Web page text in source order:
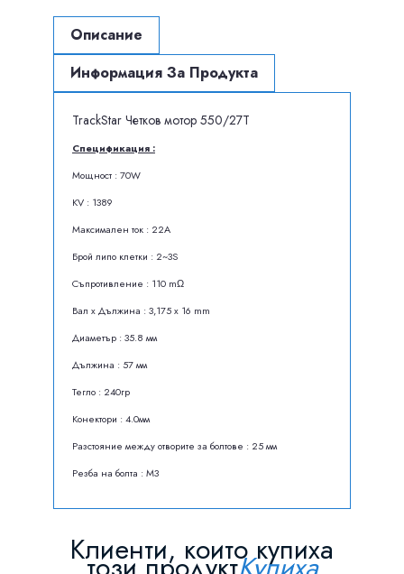
Описание
Информация За Продукта
TrackStar Четков мотор 550/27T
Спецификация :
Мощност : 70W
KV : 1389
Максимален ток : 22A
Брой липо клетки : 2~3S
Съпротивление : 110 mΩ
Вал x Дължина : 3,175 x 16 mm
Диаметър : 35.8 мм
Дължина : 57 мм
Тегло : 240гр
Конектори : 4.0мм
Разстояние между отворите за болтове : 25 мм
Резба на болта : M3
Клиенти, които купиха